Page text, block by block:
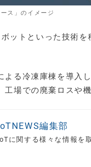
ス」のイメージ
ットといった技術
よる冷凍庫棟を導入
工場での廃棄ロスや
編集部
に関する様々な情報を